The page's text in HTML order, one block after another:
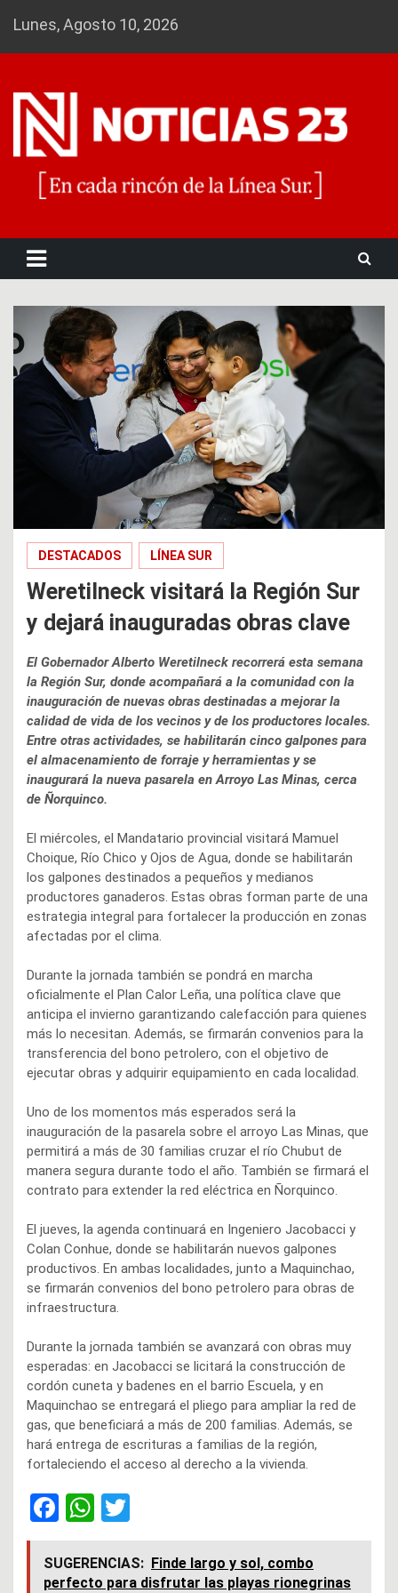
Lunes, Agosto 10, 2026
DESTACADOS LÍNEA SUR
Weretilneck visitará la Región Sur
y dejará inauguradas obras clave
El Gobernador Alberto Weretilneck recorrerá esta semana
la Región Sur, donde acompañará a la comunidad con la
inauguración de nuevas obras destinadas a mejorar la
calidad de vida de los vecinos y de los productores locales.
Entre otras actividades, se habilitarán cinco galpones para
el almacenamiento de forraje y herramientas y se
inaugurará la nueva pasarela en Arroyo Las Minas, cerca
de Ñorquinco.
El miércoles, el Mandatario provincial visitará Mamuel
Choique, Río Chico y Ojos de Agua, donde se habilitarán
los galpones destinados a pequeños y medianos
productores ganaderos. Estas obras forman parte de una
estrategia integral para fortalecer la producción en zonas
afectadas por el clima.
Durante la jornada también se pondrá en marcha
oficialmente el Plan Calor Leña, una política clave que
anticipa el invierno garantizando calefacción para quienes
más lo necesitan. Además, se firmarán convenios para la
transferencia del bono petrolero, con el objetivo de
ejecutar obras y adquirir equipamiento en cada localidad.
Uno de los momentos más esperados será la
inauguración de la pasarela sobre el arroyo Las Minas, que
permitirá a más de 30 familias cruzar el río Chubut de
manera segura durante todo el año. También se firmará el
contrato para extender la red eléctrica en Ñorquinco.
El jueves, la agenda continuará en Ingeniero Jacobacci y
Colan Conhue, donde se habilitarán nuevos galpones
productivos. En ambas localidades, junto a Maquinchao,
se firmarán convenios del bono petrolero para obras de
infraestructura.
Durante la jornada también se avanzará con obras muy
esperadas: en Jacobacci se licitará la construcción de
cordón cuneta y badenes en el barrio Escuela, y en
Maquinchao se entregará el pliego para ampliar la red de
gas, que beneficiará a más de 200 familias. Además, se
hará entrega de escrituras a familias de la región,
fortaleciendo el acceso al derecho a la vivienda.
F
a
ce
W
h
at
wi
tt
SUGERENCIAS: Finde largo y sol, combo
perfecto para disfrutar las playas rionegrinas